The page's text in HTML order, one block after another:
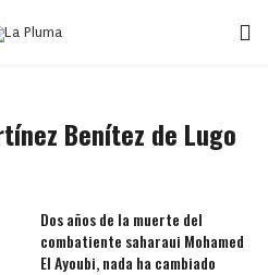
Benítez de Lugo
Dos años de la muerte del
combatiente saharaui Mohamed
El Ayoubi, nada ha cambiado